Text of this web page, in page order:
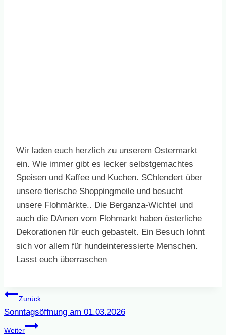
Wir laden euch herzlich zu unserem Ostermarkt
ein. Wie immer gibt es lecker selbstgemachtes
Speisen und Kaffee und Kuchen. SChlendert über
unsere tierische Shoppingmeile und besucht
unsere Flohmärkte.. Die Berganza-Wichtel und
auch die DAmen vom Flohmarkt haben österliche
Dekorationen für euch gebastelt. Ein Besuch lohnt
sich vor allem für hundeinteressierte Menschen.
Lasst euch überraschen
Beitragsnavigation
Zurück
Sonntagsöffnung am 01.03.2026
Weiter